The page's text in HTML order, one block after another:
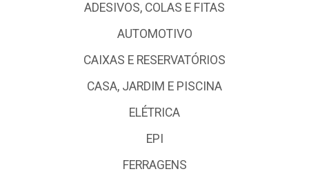
ADESIVOS, COLAS E FITAS
AUTOMOTIVO
CAIXAS E RESERVATÓRIOS
CASA, JARDIM E PISCINA
ELÉTRICA
EPI
FERRAGENS